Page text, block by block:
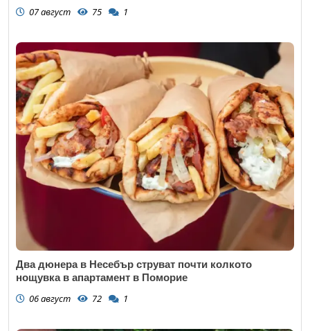
07 август 75 1
Два дюнера в Несебър струват почти колкото
нощувка в апартамент в Поморие
06 август 72 1